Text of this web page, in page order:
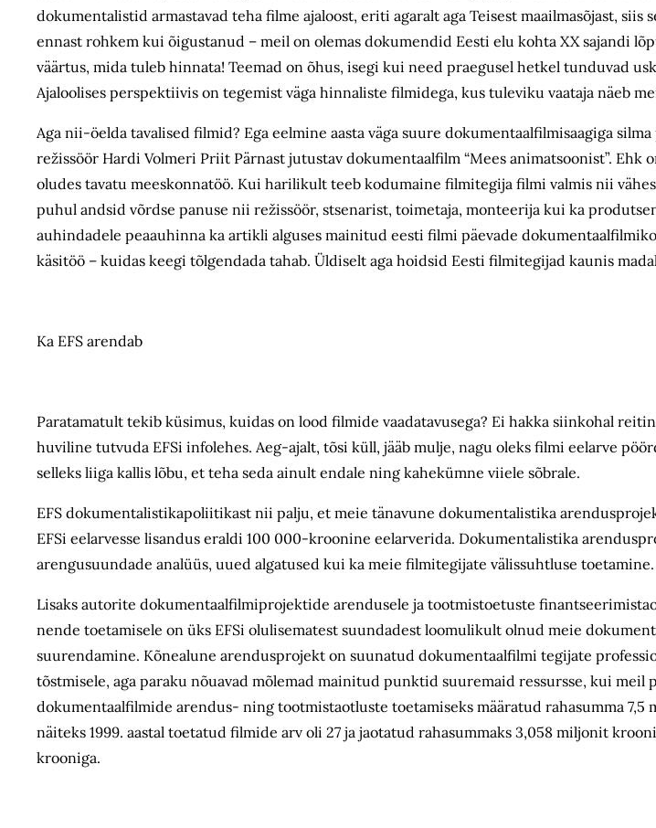
dokumentalistid armastavad teha filme ajaloost, eriti agaralt aga Teisest maailmasõjast, siis
ennast rohkem kui õigustanud – meil on olemas dokumendid Eesti elu kohta XX sajandi
väärtus, mida tuleb hinnata! Teemad on õhus, isegi kui need praegusel hetkel tunduvad
Ajaloolises perspektiivis on tegemist väga hinnaliste filmidega, kus tuleviku vaataja näeb
Aga nii-öelda tavalised filmid? Ega eelmine aasta väga suure dokumentaalfilmisaagiga
režissöör Hardi Volmeri Priit Pärnast jutustav dokumentaalfilm “Mees animatsoonist”.
oludes tavatu meeskonnatöö. Kui harilikult teeb kodumaine filmitegija filmi valmis nii
puhul andsid võrdse panuse nii režissöör, stsenarist, toimetaja, monteerija kui ka
auhindadele peaauhinna ka artikli alguses mainitud eesti filmi päevade
käsitöö – kuidas keegi tõlgendada tahab. Üldiselt aga hoidsid Eesti filmitegijad kaunis
Ka EFS arendab
Paratamatult tekib küsimus, kuidas on lood filmide vaadatavusega? Ei hakka siinkohal
huviline tutvuda EFSi infolehes. Aeg-ajalt, tõsi küll, jääb mulje, nagu oleks filmi eelarve
selleks liiga kallis lõbu, et teha seda ainult endale ning kahekümne viiele sõbrale.
EFS dokumentalistikapoliitikast nii palju, et meie tänavune dokumentalistika
EFSi eelarvesse lisandus eraldi 100 000-kroonine eelarverida. Dokumentalistika
arengusuundade analüüs, uued algatused kui ka meie filmitegijate välissuhtluse toetamine.
Lisaks autorite dokumentaalfilmiprojektide arendusele ja tootmistoetuste
nende toetamisele on üks EFSi olulisematest suundadest loomulikult olnud meie
suurendamine. Kõnealune arendusprojekt on suunatud dokumentaalfilmi tegijate
tõstmisele, aga paraku nõuavad mõlemad mainitud punktid suuremaid ressursse, kui meil
dokumentaalfilmide arendus- ning tootmistaotluste toetamiseks määratud rahasumma 7,5
näiteks 1999. aastal toetatud filmide arv oli 27 ja jaotatud rahasummaks 3,058 miljonit
krooniga.